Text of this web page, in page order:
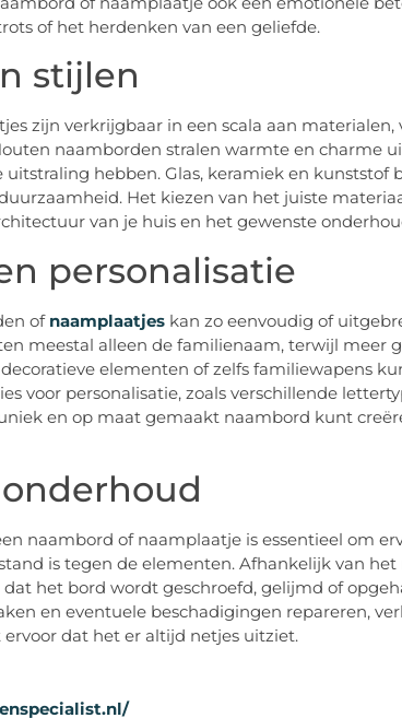
of het herdenken van een geliefde.
stijlen
zijn verkrijgbaar in een scala aan materialen,
naamborden stralen warmte en charme
hebben. Glas, keramiek en kunststof
Het kiezen van het juiste
van je huis en het gewenste
personalisatie
of naamplaatjeskan zo eenvoudig of
meestal alleen de familienaam, terwijl meer
elementen of zelfs familiewapens
voor personalisatie, zoals verschillende
en op maat gemaakt naambord kunt
naambord of naamplaatje is essentieel om
is tegen de elementen. Afhankelijk van
het bord wordt geschroefd, gelijmd of
en eventuele beschadigingen repareren,
dat het er altijd netjes uitziet.